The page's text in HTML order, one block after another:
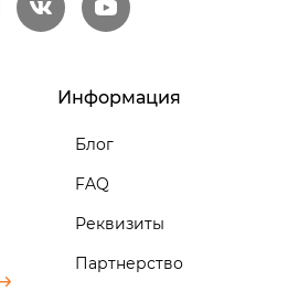
Информация
Блог
FAQ
Реквизиты
Партнерство